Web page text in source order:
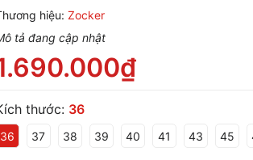
hiệu: Zocker
tả đang cập nhật
thước: 36
36 37 38 39 40 41 43 45